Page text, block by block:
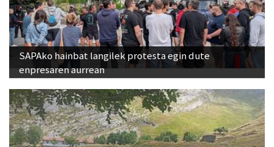
SAPAko hainbat langilek protesta egin dute
enpresaren aurrean